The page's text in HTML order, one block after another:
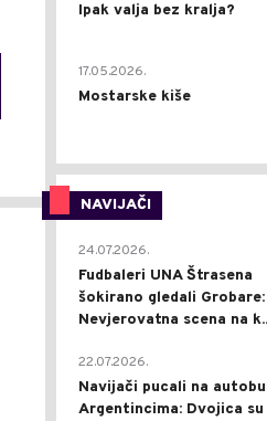
Ipak valja bez kralja?
17.05.2026.
Mostarske kiše
NAVIJAČI
24.07.2026.
Fudbaleri UNA Štrasena
šokirano gledali Grobare:
Nevjerovatna scena na
22.07.2026.
Navijači pucali na
Argentincima: Dvojica su